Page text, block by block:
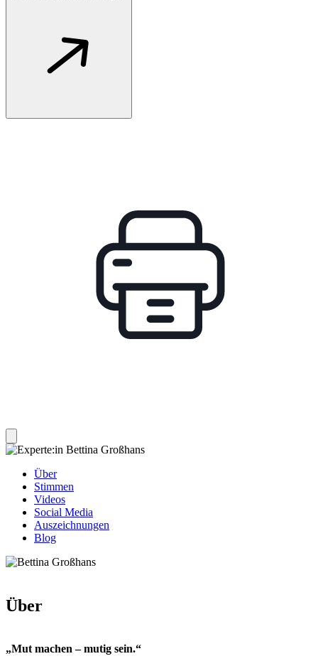
Über
Stimmen
Videos
Social Media
Auszeichnungen
Blog
Über
„Mut machen – mutig sein.“